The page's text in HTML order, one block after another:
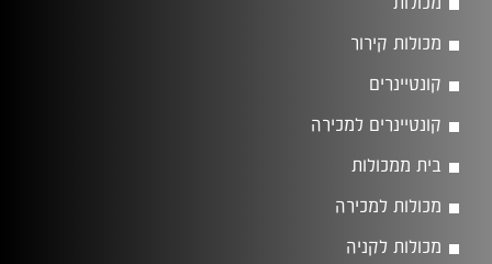
מכולות
מכולות קירור
קונטיינרים
קונטיינרים למכירה
בית ממכולות
מכולות למכירה
מכולות לקניה